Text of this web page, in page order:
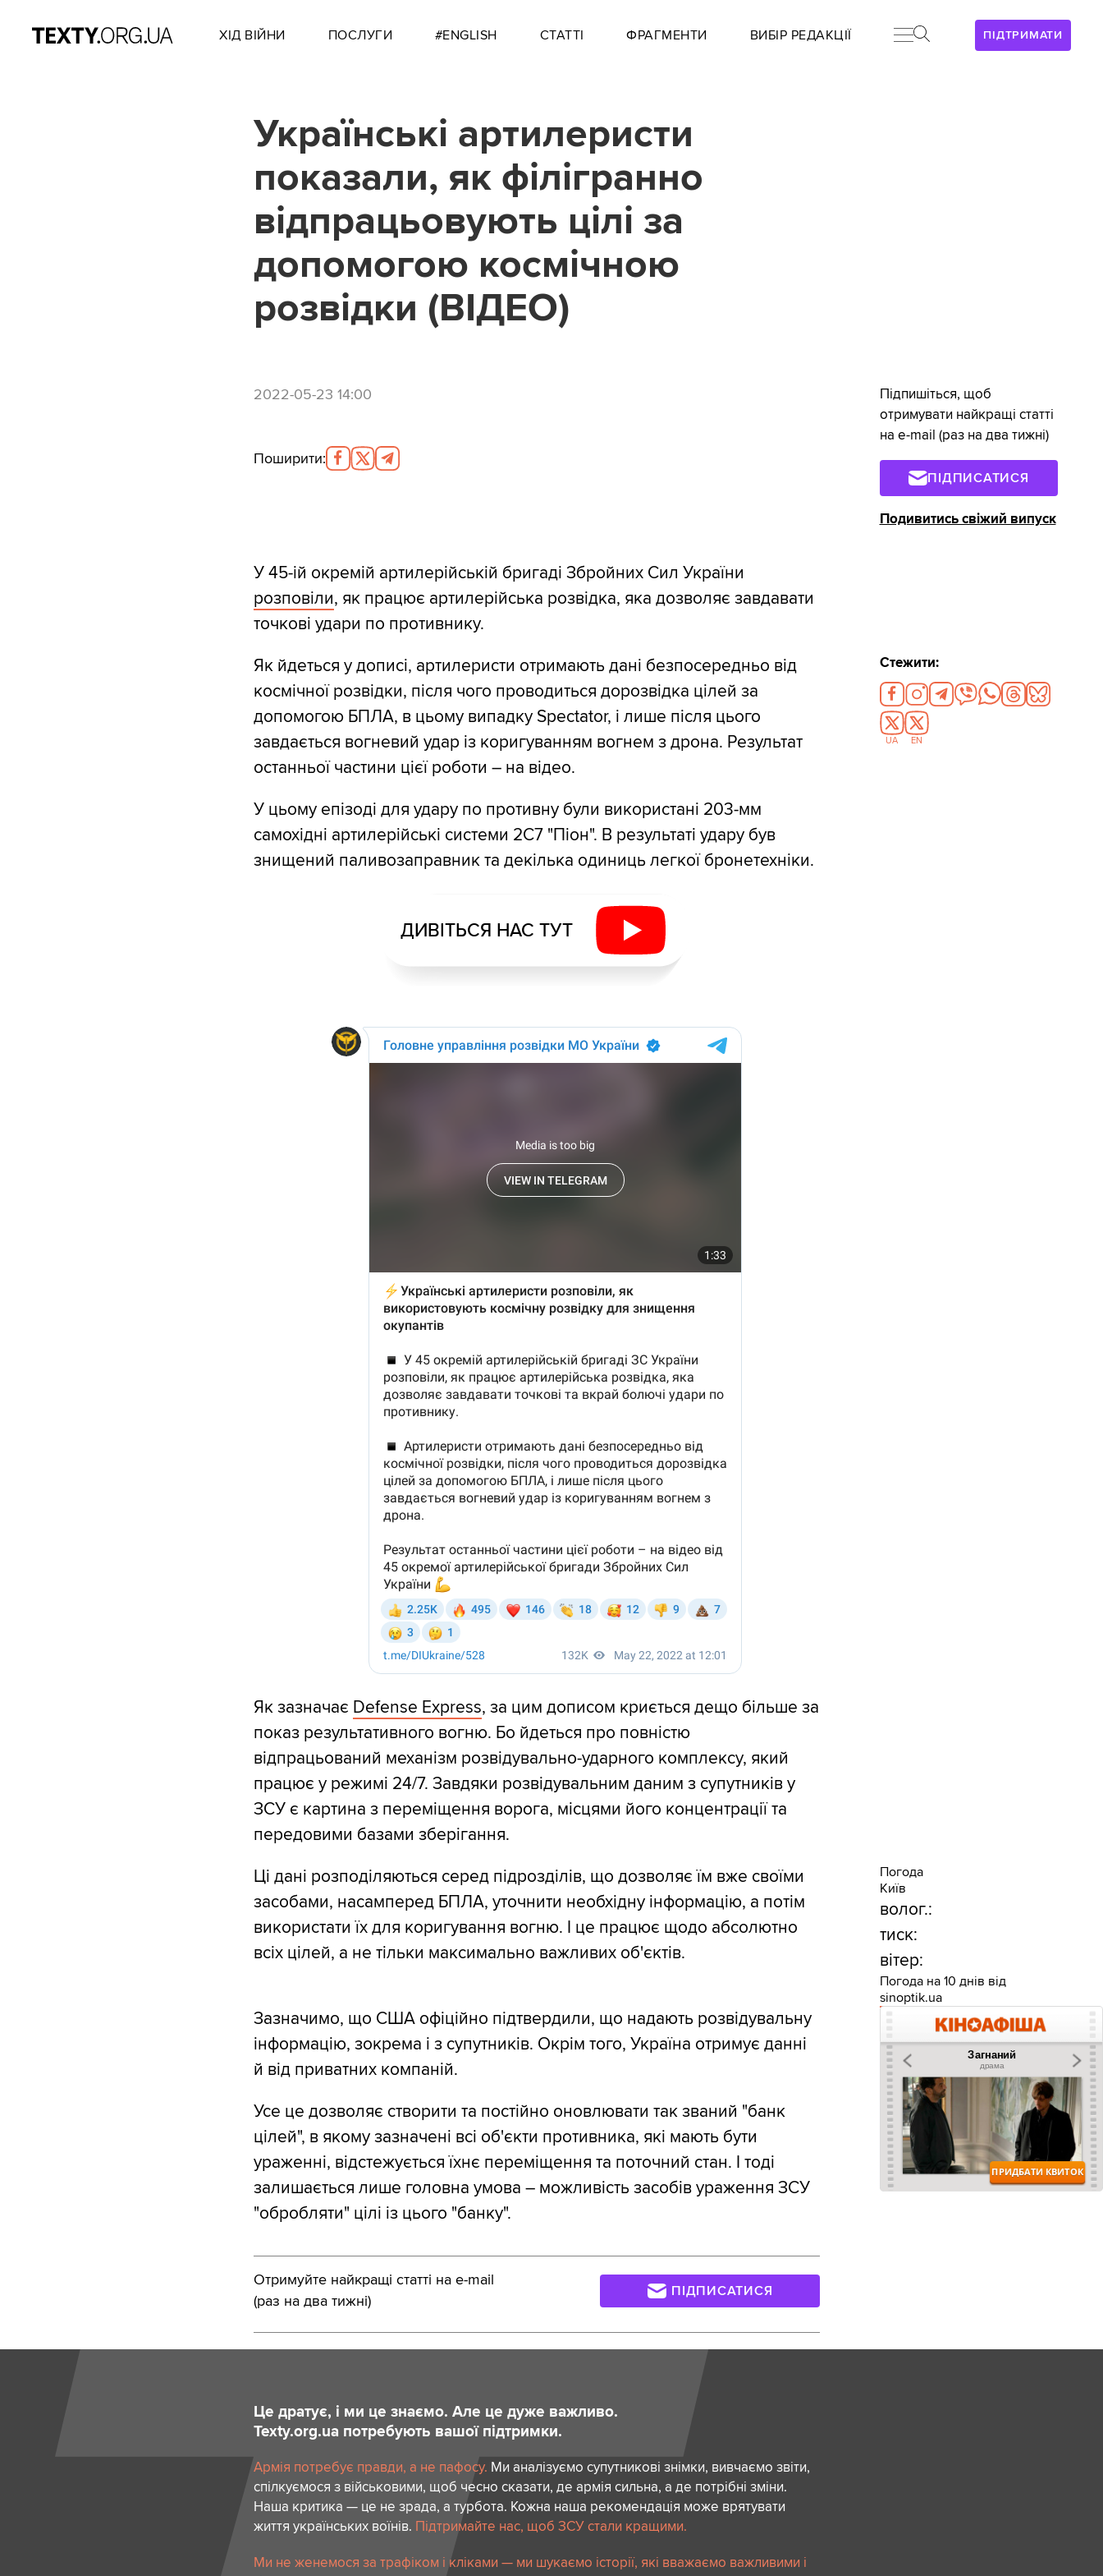
ПІДТРИМАТИ
ХІД ВІЙНИ ПОСЛУГИ #ENGLISH СТАТТІ ФРАГМЕНТИ ВИБІР РЕДАКЦІЇ
Українські артилеристи
показали, як філігранно
відпрацьовують цілі за
допомогою космічною
розвідки (ВІДЕО)
2022-05-23 14:00
Поширити:
У 45-ій окремій артилерійській бригаді Збройних Сил України
розповіли, як працює артилерійська розвідка, яка дозволяє завдавати
точкові удари по противнику.
Як йдеться у дописі, артилеристи отримають дані безпосередньо від
космічної розвідки, після чого проводиться дорозвідка цілей за
допомогою БПЛА, в цьому випадку Spectator, і лише після цього
завдається вогневий удар із коригуванням вогнем з дрона. Результат
останньої частини цієї роботи – на відео.
У цьому епізоді для удару по противну були використані 203-мм
самохідні артилерійські системи 2C7 "Піон". В результаті удару був
знищений паливозаправник та декілька одиниць легкої бронетехніки.
ДИВІТЬСЯ НАС ТУТ
Як зазначає Defense Express, за цим дописом криється дещо більше за
показ результативного вогню. Бо йдеться про повністю
відпрацьований механізм розвідувально-ударного комплексу, який
працює у режимі 24/7. Завдяки розвідувальним даним з супутників у
ЗСУ є картина з переміщення ворога, місцями його концентрації та
передовими базами зберігання.
Ці дані розподіляються серед підрозділів, що дозволяє їм вже своїми
засобами, насамперед БПЛА, уточнити необхідну інформацію, а потім
використати їх для коригування вогню. І це працює щодо абсолютно
всіх цілей, а не тільки максимально важливих об'єктів.
Зазначимо, що США офіційно підтвердили, що надають розвідувальну
інформацію, зокрема і з супутників. Окрім того, Україна отримує данні
й від приватних компаній.
Усе це дозволяє створити та постійно оновлювати так званий "банк
цілей", в якому зазначені всі об'єкти противника, які мають бути
ураженні, відстежується їхнє переміщення та поточний стан. І тоді
залишається лише головна умова – можливість засобів ураження ЗСУ
"обробляти" цілі із цього "банку".
Отримуйте найкращі статті на e-mail
(раз на два тижні)
ПІДПИСАТИСЯ
Це дратує, і ми це знаємо. Але це дуже важливо.
Texty.org.ua потребують вашої підтримки.
Армія потребує правди, а не пафосу. Ми аналізуємо супутникові знімки, вивчаємо звіти,
спілкуємося з військовими, щоб чесно сказати, де армія сильна, а де потрібні зміни.
Наша критика — це не зрада, а турбота. Кожна наша рекомендація може врятувати
життя українських воїнів. Підтримайте нас, щоб ЗСУ стали кращими.
Ми не женемося за трафіком і кліками — ми шукаємо історії, які вважаємо важливими і
Підпишіться, щоб
отримувати найкращі статті
на e-mail (раз на два тижні)
ПІДПИСАТИСЯ
Подивитись свіжий випуск
Стежити:
UA EN
Погода
Київ
волог.:
тиск:
вітер:
Погода на 10 днів від
sinoptik.ua